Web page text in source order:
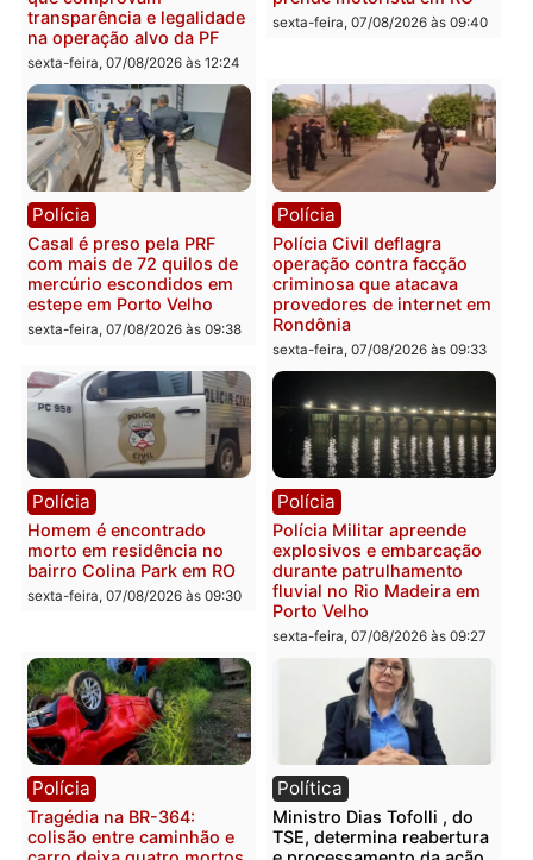
Marcos Rogério apresenta
Plano de Governo com
228 projetos, metas
públicas e
acompanhamento de
resultados
sexta-feira, 07/08/2026 às 18:49
Eleições 2026: Pastor
Rondônia na Câmara
Federal
sexta-feira, 07/08/2026 às
Polícia
2 MILHÕES – Unnesa
apresenta documentos
que comprovam
transparência e legalidade
na operação alvo da PF
sexta-feira, 07/08/2026 às 12:24
Polícia
Polícia Federal apreende
prende motorista em RO
sexta-feira, 07/08/2026 às
Polícia
Casal é preso pela PRF
com mais de 72 quilos de
mercúrio escondidos em
estepe em Porto Velho
sexta-feira, 07/08/2026 às 09:38
Polícia
Polícia Civil deflagra
operação contra facção
criminosa que atacava
provedores de internet
Rondônia
sexta-feira, 07/08/2026 às